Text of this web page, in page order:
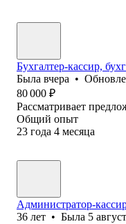
Бухгалтер-кассир,
Была вчера •
80 000 ₽
Рассматривает
Общий опыт
23 года 4 месяца
Администратор-
36 лет • Была 5